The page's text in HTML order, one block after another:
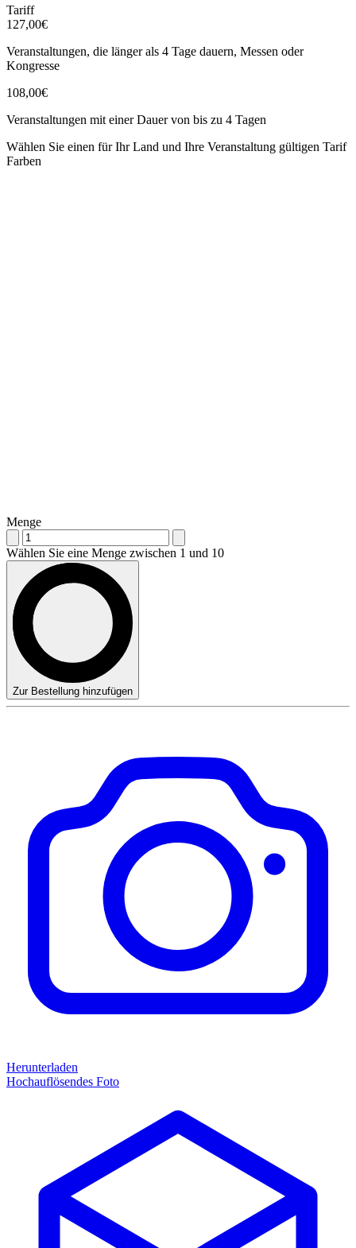
Tariff
127,00€
Veranstaltungen, die länger als 4 Tage dauern, Messen oder
Kongresse
108,00€
Veranstaltungen mit einer Dauer von bis zu 4 Tagen
Wählen Sie einen für Ihr Land und Ihre Veranstaltung gültigen Tarif
Farben
Menge
Wählen Sie eine Menge zwischen 1 und 10
Zur Bestellung hinzufügen
Herunterladen
Hochauflösendes Foto